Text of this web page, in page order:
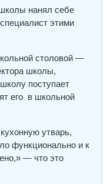
нанял себе
этими
столовой —
школы,
поступает
его в школьной
утварь,
функционально и к
— что это